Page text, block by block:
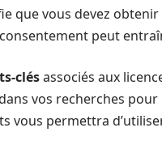
que vous devez obtenir
peut
clésassociés aux
vos recherches
vous permettra